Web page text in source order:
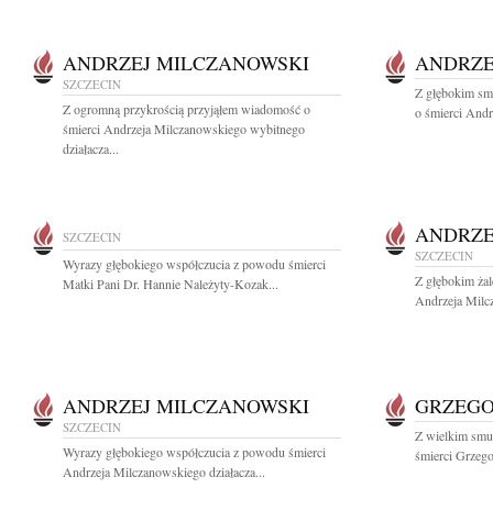
ANDRZEJ MILCZANOWSKI
SZCZECIN
Z ogromną przykrością przyjąłem wiadomość o
śmierci Andrzeja Milczanowskiego wybitnego
działacza...
Z głębokim
o śmierci
SZCZECIN
Wyrazy głębokiego współczucia z powodu śmierci
Matki Pani Dr. Hannie Należyty-Kozak...
SZCZECIN
Z głębokim
Andrzeja
ANDRZEJ MILCZANOWSKI
SZCZECIN
Wyrazy głębokiego współczucia z powodu śmierci
Andrzeja Milczanowskiego działacza...
Z wielkim
śmierci